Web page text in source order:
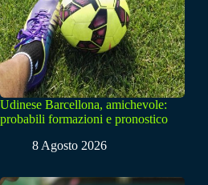
Udinese Barcellona, amichevole:
probabili formazioni e pronostico
8 Agosto 2026